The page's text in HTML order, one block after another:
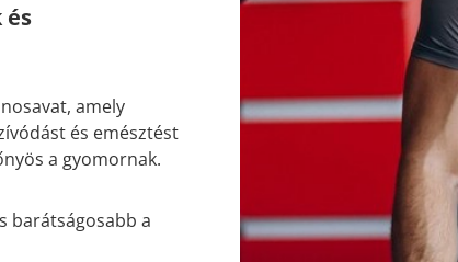
és
amely
és emésztést
a gyomornak.
barátságosabb a